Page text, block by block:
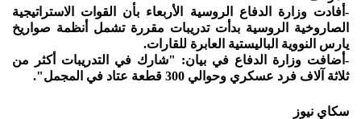
-أفادت وزارة الدفاع الروسية الأربعاء بأن القوات الاستراتيجية
الصاروخية الروسية بدأت تدريبات مقررة تشمل أنظمة صواريخ
يارس النووية الباليستية العابرة للقارات.
-أضافت وزارة الدفاع في بيان: "شارك في التدريبات أكثر من
ثلاثة آلاف فرد عسكري وحوالي 300 قطعة عتاد في المجمل".
سكاي نيوز